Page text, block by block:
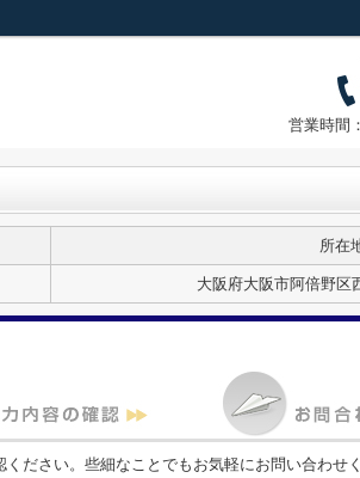
営業時間
所在
大阪府大阪市阿倍野区
ださい。些細なことでもお気軽にお問い合わせ